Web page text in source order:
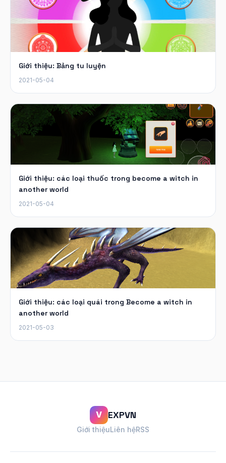
Giới thiệu: Bảng tu luyện
2021-05-04
Giới thiệu: các loại thuốc trong become a witch in
another world
2021-05-04
Giới thiệu: các loại quái trong Become a witch in
another world
2021-05-03
V EXPVN
Giới thiệuLiên hệRSS